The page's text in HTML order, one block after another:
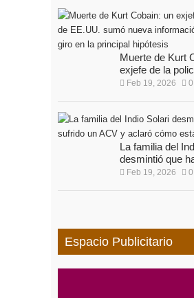
Muerte de Kurt
exjefe de la
Feb 19, 2026 0
La familia del
desmintió que
Feb 19, 2026 0
Espacio Publicitario